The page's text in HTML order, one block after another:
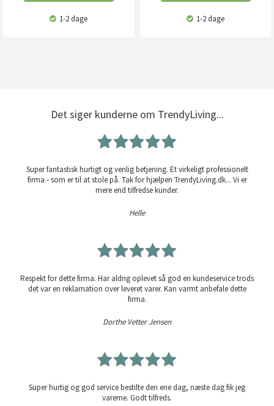
1-2 dage 1-2 dage
Det siger kunderne om TrendyLiving...
Super fantastisk hurtigt og venlig betjening. Et virkeligt professionelt
firma - som er til at stole på. Tak for hjælpen TrendyLiving.dk... Vi er
mere end tilfredse kunder.
Helle
Respekt for dette firma. Har aldrig oplevet så god en kundeservice trods
det var en reklamation over leveret varer. Kan varmt anbefale dette
firma.
Dorthe Vetter Jensen
Super hurtig og god service bestilte den ene dag, næste dag fik jeg
varerne. Godt tilfreds.